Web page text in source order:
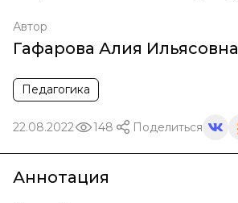
Автор
Гафарова Алия Ильясовна
Педагогика
22.08.2022 148 Поделиться
Аннотация